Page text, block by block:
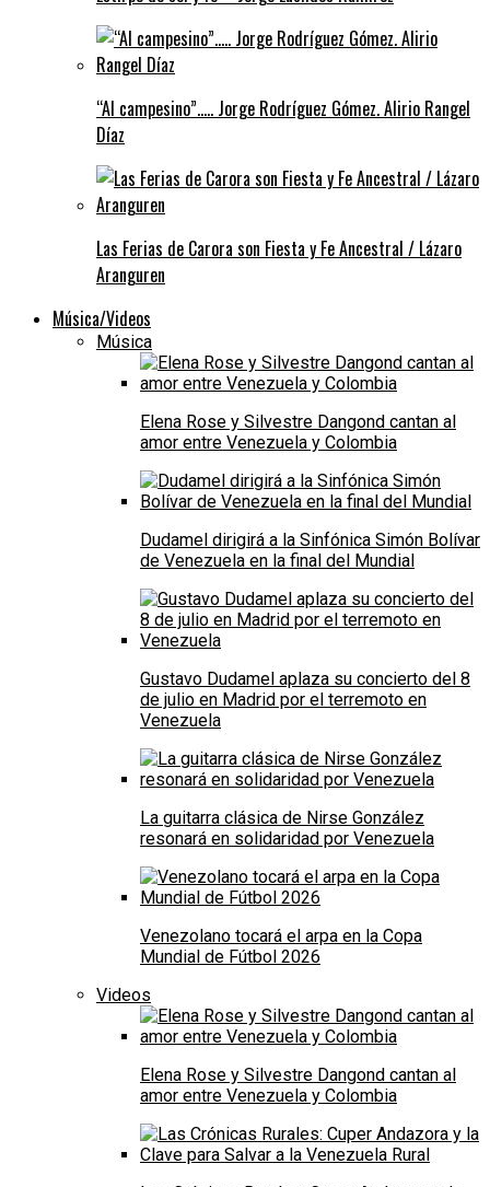
“Al campesino”….. Jorge Rodríguez Gómez. Alirio Rangel
Díaz
Las Ferias de Carora son Fiesta y Fe Ancestral / Lázaro
Aranguren
Música/Videos
Música
Elena Rose y Silvestre Dangond cantan al
amor entre Venezuela y Colombia
Dudamel dirigirá a la Sinfónica Simón Bolívar
de Venezuela en la final del Mundial
Gustavo Dudamel aplaza su concierto del 8
de julio en Madrid por el terremoto en
Venezuela
La guitarra clásica de Nirse González
resonará en solidaridad por Venezuela
Venezolano tocará el arpa en la Copa
Mundial de Fútbol 2026
Videos
Elena Rose y Silvestre Dangond cantan al
amor entre Venezuela y Colombia